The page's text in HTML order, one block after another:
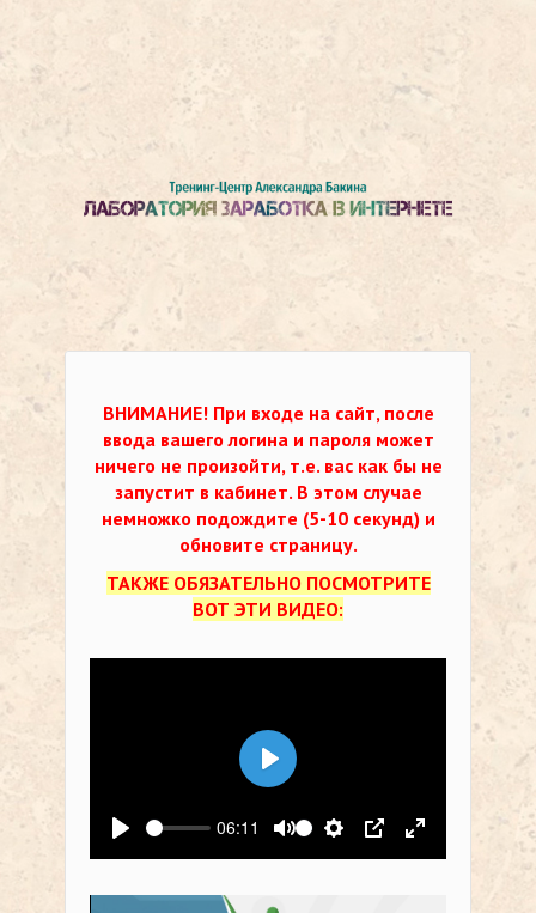
ВНИМАНИЕ! При входе на сайт, после
ввода вашего логина и пароля может
ничего не произойти, т.е. вас как бы не
запустит в кабинет. В этом случае
немножко подождите (5-10 секунд) и
обновите страницу.
ТАКЖЕ ОБЯЗАТЕЛЬНО ПОСМОТРИТЕ
ВОТ ЭТИ ВИДЕО:
Воспроизвести
06:11
Выключить звук
Настройки
PIP На весь
Воспроизвести